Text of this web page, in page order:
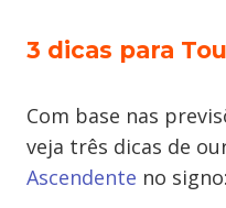
3 dicas para
Com base nas
veja três dicas de
Ascendente no signo: